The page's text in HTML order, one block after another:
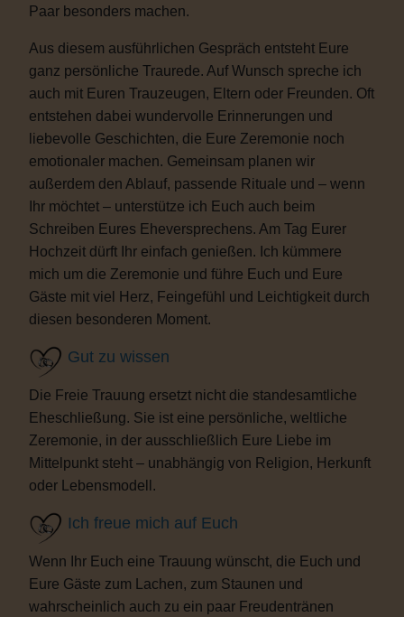
Paar besonders machen.
Aus diesem ausführlichen Gespräch entsteht Eure
ganz persönliche Traurede. Auf Wunsch spreche ich
auch mit Euren Trauzeugen, Eltern oder Freunden. Oft
entstehen dabei wundervolle Erinnerungen und
liebevolle Geschichten, die Eure Zeremonie noch
emotionaler machen. Gemeinsam planen wir
außerdem den Ablauf, passende Rituale und – wenn
Ihr möchtet – unterstütze ich Euch auch beim
Schreiben Eures Eheversprechens. Am Tag Eurer
Hochzeit dürft Ihr einfach genießen. Ich kümmere
mich um die Zeremonie und führe Euch und Eure
Gäste mit viel Herz, Feingefühl und Leichtigkeit durch
diesen besonderen Moment.
Gut zu wissen
Die Freie Trauung ersetzt nicht die standesamtliche
Eheschließung. Sie ist eine persönliche, weltliche
Zeremonie, in der ausschließlich Eure Liebe im
Mittelpunkt steht – unabhängig von Religion, Herkunft
oder Lebensmodell.
Ich freue mich auf Euch
Wenn Ihr Euch eine Trauung wünscht, die Euch und
Eure Gäste zum Lachen, zum Staunen und
wahrscheinlich auch zu ein paar Freudentränen